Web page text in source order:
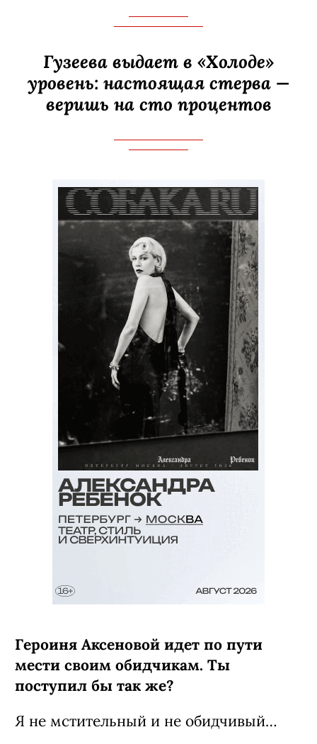
Гузеева выдает в «Холоде»
уровень: настоящая стерва —
веришь на сто процентов
Героиня Аксеновой идет по пути
мести своим обидчикам. Ты
поступил бы так же?
Я не мстительный и не обидчивый…